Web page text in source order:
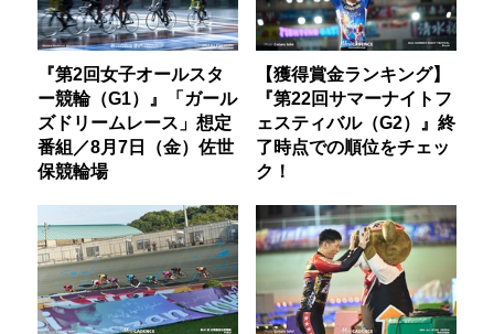
『第2回女子オールスタ
ー競輪（G1）』「ガール
ズドリームレース」想定
番組／8月7日（金）佐世
保競輪場
【獲得賞金ランキング】
『第22回サマーナイトフ
ェスティバル（G2）』終
了時点での順位をチェッ
ク！